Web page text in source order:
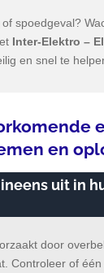
spoedgeval?
Inter-Elektro –
en snel te
en
uit in
door
Controleer of